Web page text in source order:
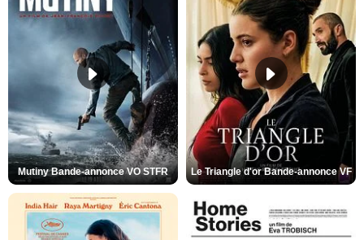
Mutiny Bande-annonce VO STFR Le Triangle d'or Bande-annonce VF